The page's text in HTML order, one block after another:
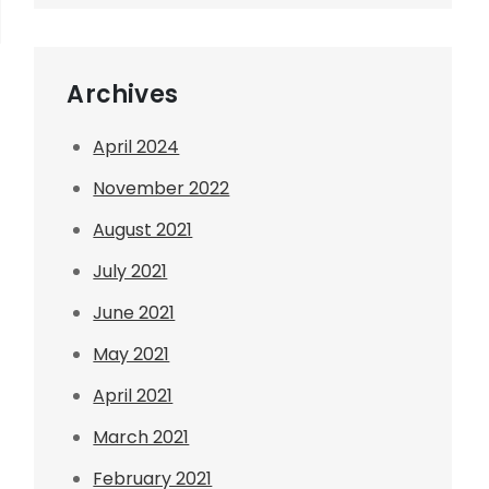
Archives
April 2024
November 2022
August 2021
July 2021
June 2021
May 2021
April 2021
March 2021
February 2021